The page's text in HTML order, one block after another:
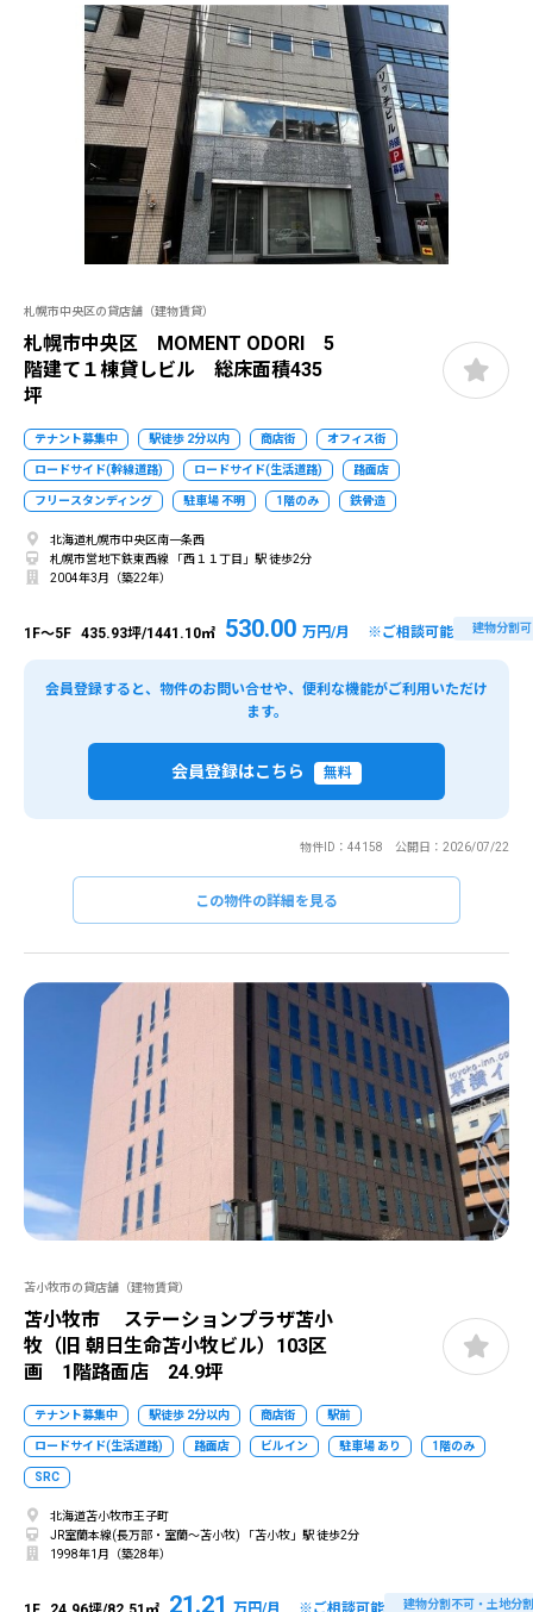
札幌市中央区の貸店舗（建物賃貸）
札幌市中央区 MOMENT ODORI 5
階建て１棟貸しビル 総床面積435
坪
テナント募集中 駅徒歩 2分以内 商店街 オフィス街
ロードサイド(幹線道路) ロードサイド(生活道路) 路面店
フリースタンディング 駐車場 不明 1階のみ 鉄骨造
北海道札幌市中央区南一条西
札幌市営地下鉄東西線 「西１１丁目」駅 徒歩2分
2004年3月（築22年）
1F～5F 435.93坪/1441.10㎡ 530.00 万円/月 ※ご相談可能 建物分割
会員登録すると、物件のお問い合せや、便利な機能がご利用いただけ
ます。
会員登録はこちら 無料
物件ID：44158 公開日：2026/07/22
この物件の詳細を見る
苫小牧市の貸店舗（建物賃貸）
苫小牧市 ステーションプラザ苫小
牧（旧 朝日生命苫小牧ビル）103区
画 1階路面店 24.9坪
テナント募集中 駅徒歩 2分以内 商店街 駅前
ロードサイド(生活道路) 路面店 ビルイン 駐車場 あり 1階のみ
SRC
北海道苫小牧市王子町
JR室蘭本線(長万部・室蘭～苫小牧) 「苫小牧」駅 徒歩2分
1998年1月（築28年）
21.21 建物分割不可・土地分